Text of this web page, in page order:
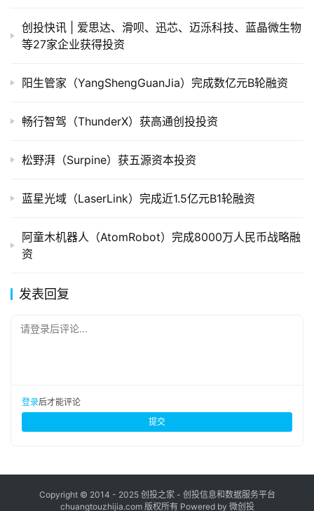
创
学
创投快讯 | 爱思达、​滑呗、迅芯、迈泺科技、蓝晶微生物
等27家企业获得投资
阳生管家（YangShengGuanJia）完成数亿元B轮融资
畅行智驾（ThunderX）获高通创投投资
松野湃（Surpine）获五源资本投资
蓝星光域（LaserLink）完成近1.5亿元B1轮融资
阿童木机器人（AtomRobot）完成8000万人民币战略融
资
发表回复
请登录后评论...
登录后才能评论
提交
Copyright © 2014 - 2025 创投之家 - 创投信息和数据服务平台
chuangtouzhijia.com 版权所有 Powered by 微创投